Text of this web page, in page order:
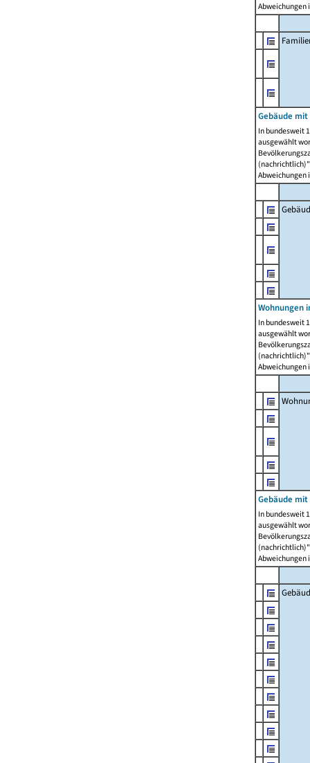
Abweichungen
Gebäude
In bundesweit
ausgewählt
Abweichungen
Wohnungen
In bundesweit
ausgewählt
Abweichungen
Gebäude
In bundesweit
ausgewählt
Abweichungen